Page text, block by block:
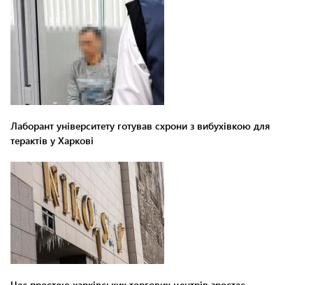
Лаборант університету готував схрони з вибухівкою для
терактів у Харкові